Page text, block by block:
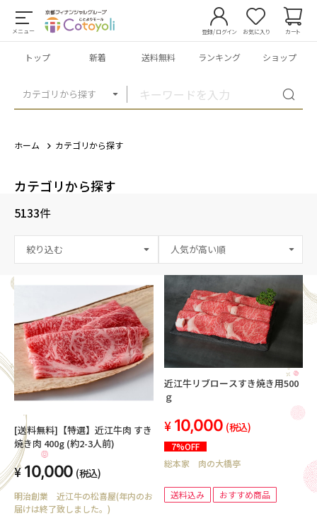
メニュー
カテゴリから探す
登録/ログイン お気に入り カート
トップ 新着 送料無料 ランキング ショップ
ホーム カテゴリから探す
カテゴリから探す
5133件
絞り込む
[送料無料]【特選】近江牛肉 すき
焼き肉 400g (約2-3人前)
10,000 (税込)
明治創業 近江牛の松喜屋(年内のお
届けは終了致しました。)
近江牛リブロースすき焼き用500
ｇ
10,000 (税込)
7%OFF
総本家 肉の大橋亭
送料込み おすすめ商品